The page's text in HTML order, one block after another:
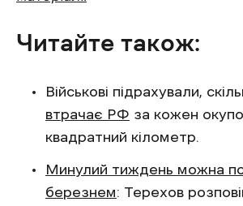
Читайте також:
Військові підрахували,
втрачає РФ за кожен
квадратний кілометр.
Минулий тиждень можна
березнем: Терехов